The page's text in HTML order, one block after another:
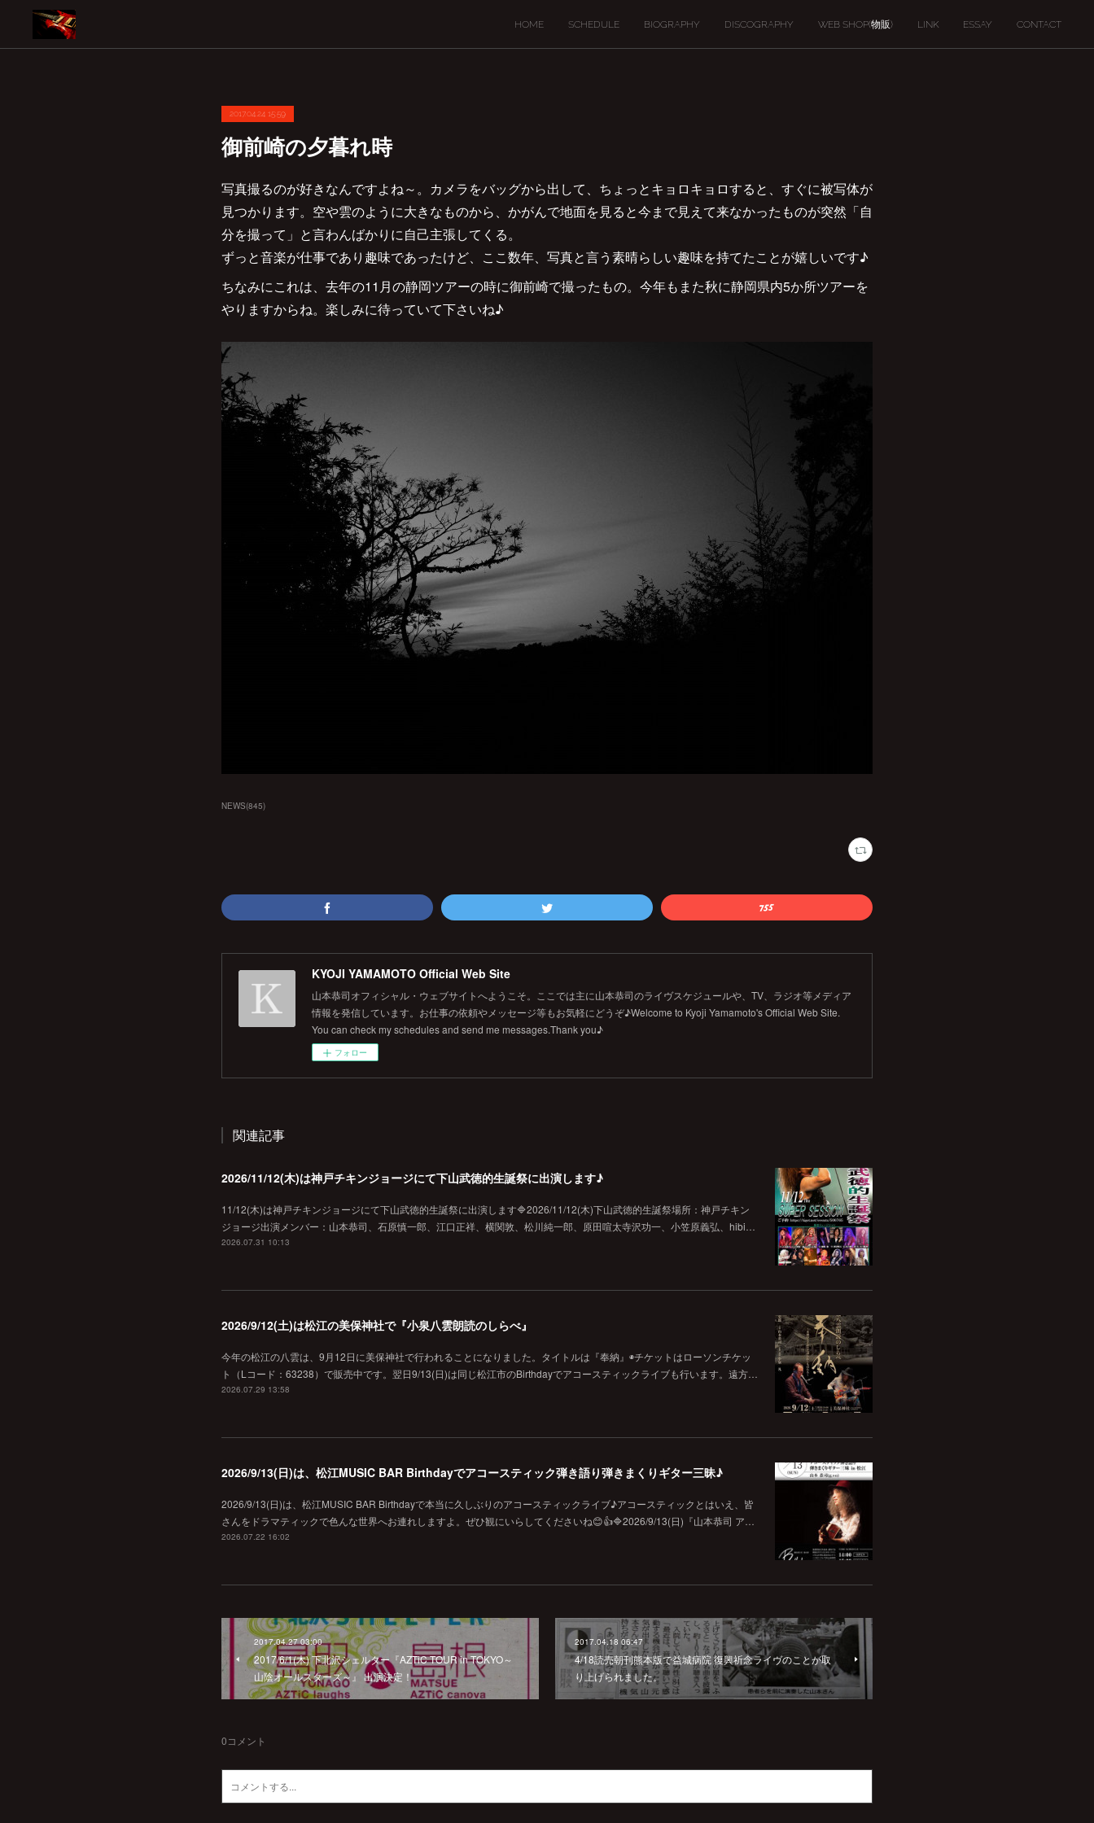
HOME SCHEDULE BIOGRAPHY DISCOGRAPHY WEB SHOP(物販) LINK ESSAY CONTACT
2017.04.24 15:59
御前崎の夕暮れ時
写真撮るのが好きなんですよね～。カメラをバッグから出して、ちょっとキョロキョロすると、すぐに被写体が
見つかります。空や雲のように大きなものから、かがんで地面を見ると今まで見えて来なかったものが突然「自
分を撮って」と言わんばかりに自己主張してくる。
ずっと音楽が仕事であり趣味であったけど、ここ数年、写真と言う素晴らしい趣味を持てたことが嬉しいです♪
ちなみにこれは、去年の11月の静岡ツアーの時に御前崎で撮ったもの。今年もまた秋に静岡県内5か所ツアーを
やりますからね。楽しみに待っていて下さいね♪
NEWS(845)
KYOJI YAMAMOTO Official Web Site
山本恭司オフィシャル・ウェブサイトへようこそ。ここでは主に山本恭司のライヴスケジュールや、TV、ラジオ等メディア
情報を発信しています。お仕事の依頼やメッセージ等もお気軽にどうぞ♪Welcome to Kyoji Yamamoto's Official Web Site.
You can check my schedules and send me messages.Thank you♪
フォロー
関連記事
2026/11/12(木)は神戸チキンジョージにて下山武徳的生誕祭に出演します♪
11/12(木)は神戸チキンジョージにて下山武徳的生誕祭に出演します🔷2026/11/12(木)下山武徳的生誕祭場所：神戸チキン
ジョージ出演メンバー：山本恭司、石原慎一郎、江口正祥、横関敦、松川純一郎、原田喧太寺沢功一、小笠原義弘、hibi…
2026.07.31 10:13
2026/9/12(土)は松江の美保神社で『小泉八雲朗読のしらべ』
今年の松江の八雲は、9月12日に美保神社で行われることになりました。タイトルは『奉納』◉チケットはローソンチケッ
ト（Lコード：63238）で販売中です。翌日9/13(日)は同じ松江市のBirthdayでアコースティックライブも行います。遠方…
2026.07.29 13:58
2026/9/13(日)は、松江MUSIC BAR Birthdayでアコースティック弾き語り弾きまくりギター三昧♪
2026/9/13(日)は、松江MUSIC BAR Birthdayで本当に久しぶりのアコースティックライブ♪アコースティックとはいえ、皆
さんをドラマティックで色んな世界へお連れしますよ。ぜひ観にいらしてくださいね😊👍🔷2026/9/13(日)『山本恭司 ア…
2026.07.22 16:02
2017.04.27 03:00
2017/6/1(木) 下北沢シェルター『AZTiC TOUR in TOKYO～
山陰オールスターズ～』 出演決定！
2017.04.18 06:47
4/18読売朝刊熊本版で益城病院 復興祈念ライヴのことが取
り上げられました。
0コメント